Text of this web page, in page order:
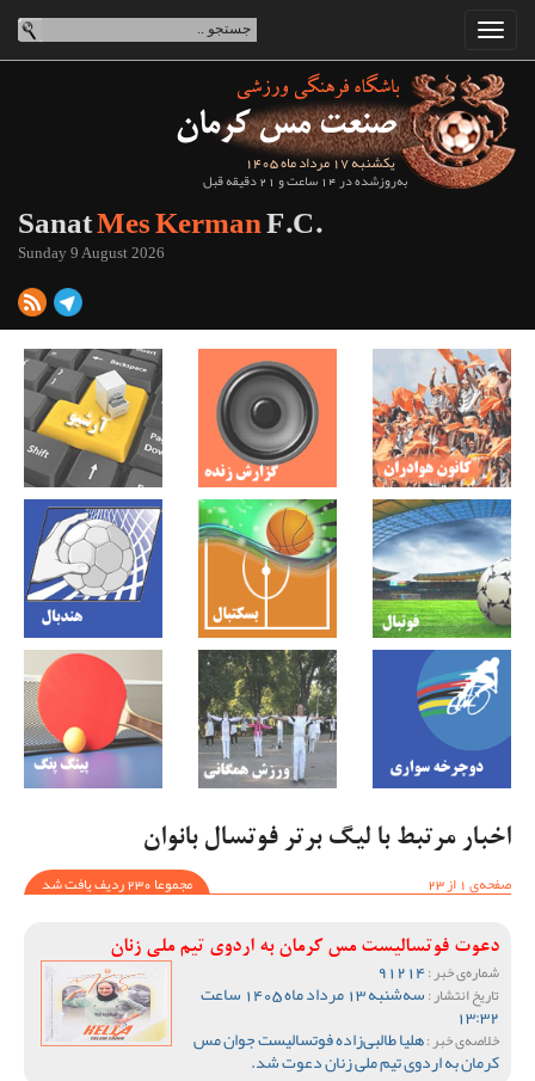
یکشنبه 17 مرداد ماه 1405
به‌روزشده در 14 ساعت و 21 دقیقه قبل
SanatMes KermanF.C.
Sunday 9 August 2026
اخبار مرتبط با لیگ برتر فوتسال بانوان
صفحه‌ی 1 از 23
مجموعا 230 ردیف یافت شد
دعوت فوتسالیست مس کرمان به اردوی تیم ملی زنان
شماره‌ی خبر :
تاریخ انتشار : سه‌شنبه 13 مرداد ماه 1405 ساعت
13:32
خلاصه‌ی خبر :هلیا طالبی‌زاده فوتسالیست جوان مس
کرمان به اردوی تیم ملی زنان دعوت شد.